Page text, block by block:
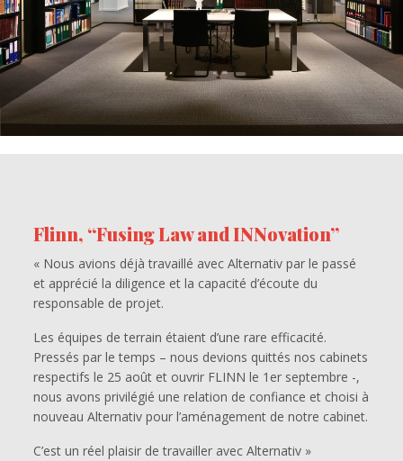
Flinn, “Fusing Law and INNovation”
« Nous avions déjà travaillé avec Alternativ par le passé
et apprécié la diligence et la capacité d’écoute du
responsable de projet.
Les équipes de terrain étaient d’une rare efficacité.
Pressés par le temps – nous devions quittés nos cabinets
respectifs le 25 août et ouvrir FLINN le 1er septembre -,
nous avons privilégié une relation de confiance et choisi à
nouveau Alternativ pour l’aménagement de notre cabinet.
C’est un réel plaisir de travailler avec Alternativ »